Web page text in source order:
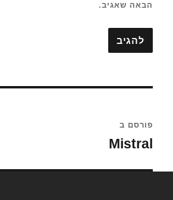
הבאה שאגיב.
פורסם ב
Mistral